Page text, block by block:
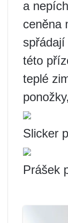
a
ceněna
této
teplé
Slicker
Prášek